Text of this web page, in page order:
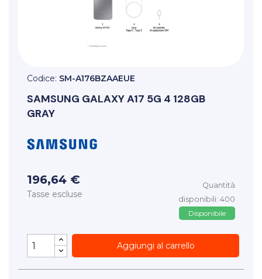
Codice: SM-A176BZAAEUE
SAMSUNG GALAXY A17 5G 4 128GB
GRAY
196,64 €
Tasse escluse
Quantità
disponibili: 400
Disponibile
Aggiungi al carrello